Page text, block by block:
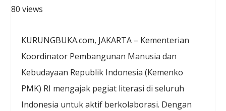
80 views
KURUNGBUKA.com, JAKARTA – Kementerian
Koordinator Pembangunan Manusia dan
Kebudayaan Republik Indonesia (Kemenko
PMK) RI mengajak pegiat literasi di seluruh
Indonesia untuk aktif berkolaborasi. Dengan